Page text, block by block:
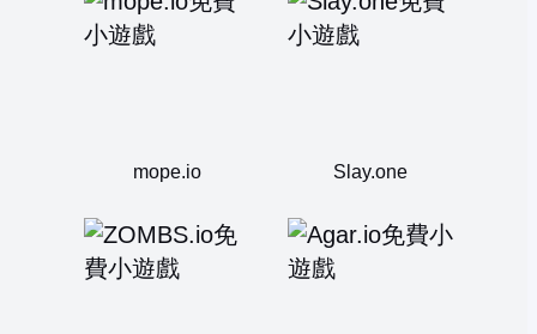
mope.io Slay.one